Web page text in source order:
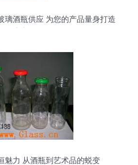
璃酒瓶供应 为您的产品量身打造
魅力 从酒瓶到艺术品的蜕变